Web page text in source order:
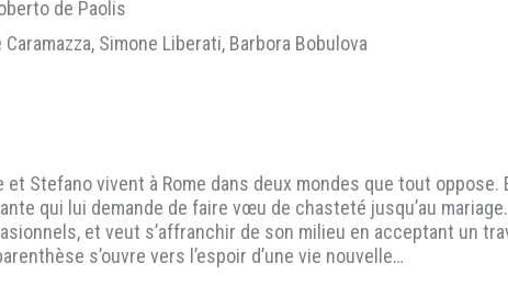
de Paolis
Caramazza, Simone Liberati, Barbora Bobulova
et Stefano vivent à Rome dans deux mondes que tout oppose.
qui lui demande de faire vœu de chasteté jusqu’au
et veut s’affranchir de son milieu en acceptant un
s’ouvre vers l’espoir d’une vie nouvelle…